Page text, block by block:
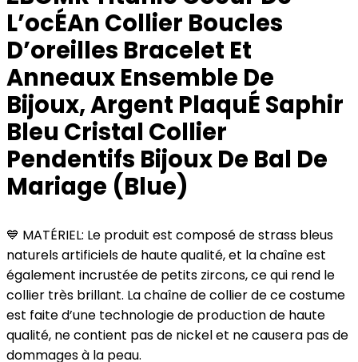
L’ocÉAn Collier Boucles
D’oreilles Bracelet Et
Anneaux Ensemble De
Bijoux, Argent PlaquÉ Saphir
Bleu Cristal Collier
Pendentifs Bijoux De Bal De
Mariage (Blue)
💙 MATÉRIEL: Le produit est composé de strass bleus
naturels artificiels de haute qualité, et la chaîne est
également incrustée de petits zircons, ce qui rend le
collier très brillant. La chaîne de collier de ce costume
est faite d’une technologie de production de haute
qualité, ne contient pas de nickel et ne causera pas de
dommages à la peau.